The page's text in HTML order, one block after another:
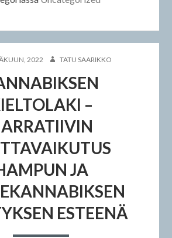
2022 KIRJOITTAJA
TATU SAARIKKO
–
JA
ESTEENÄ